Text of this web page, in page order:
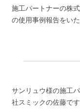
施工パートナーの株
の使用事例報告をいた
サンリュウ様の施工
社スミックの佐藤です